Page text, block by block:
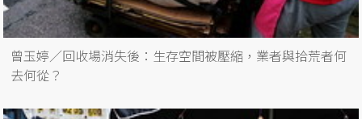
曾玉婷／回收場消失後：生存空間被壓縮，業者與拾荒者何
去何從？